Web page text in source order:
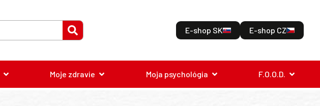
E-shop SK E-shop CZ
Moje zdravie Moja psychológia F.O.O.D.